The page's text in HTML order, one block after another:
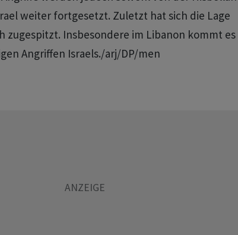
weiter fortgesetzt. Zuletzt hat sich die Lage
zugespitzt. Insbesondere im Libanon kommt es
Angriffen Israels./arj/DP/men